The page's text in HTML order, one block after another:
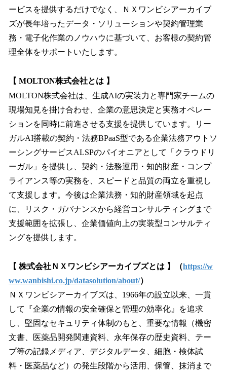
ービスを提供するだけでなく、ＮＸワンビシアーカイブ
ズが長年培ったデータ・ソリューションや契約管理業
務・電子化作業のノウハウに基づいて、お客様の契約管
理全体をサポートいたします。
【 MOLTON株式会社とは 】
MOLTON株式会社は、生成AIの実装力と専門家チームの
現場知見を掛け合わせ、企業の意思決定と実務オペレー
ションを同時に前進させる支援を提供しています。リー
ガルAI搭載の契約・法務BPaaS型である企業法務アウトソ
ーシングサービスALSPのパイオニアとして「クラウドリ
ーガル」を提供し、契約・法務運用・知的財産・コンプ
ライアンス等の実務を、スピードと品質の両立を重視し
て支援します。今後は企業法務・知的財産領域を起点
に、リスク・ガバナンスから経営コンサルティングまで
支援範囲を拡張し、企業価値向上の実装型コンサルティ
ングを提供します。
【 株式会社ＮＸワンビシアーカイブズとは 】（https://w
ww.wanbishi.co.jp/datasolution/about/）
ＮＸワンビシアーカイブズは、1966年の設立以来、一貫
して『企業の情報の安全確保と管理の効率化』を追求
し、堅固なセキュリティ体制のもと、重要な情報（機密
文書、医薬品開発関連資料、永年保存の歴史資料、テー
プ等の記録メディア、デジタルデータ、細胞・検体試
料・医薬品など）の発生段階から活用、保管、抹消まで